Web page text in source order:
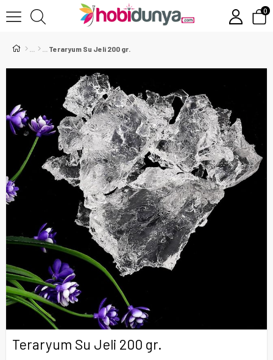
0
Teraryum Su Jeli 200 gr.
Teraryum Su Jeli 200 gr.